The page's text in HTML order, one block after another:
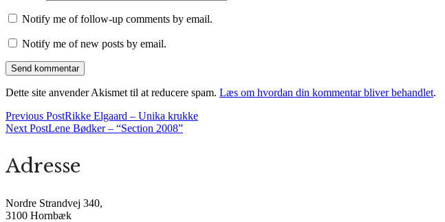
Notify me of follow-up comments by email.
Notify me of new posts by email.
Dette site anvender Akismet til at reducere spam. Læs om hvordan din kommentar bliver behandlet.
Previous PostRikke Elgaard – Unika krukke
Next PostLene Bødker – “Section 2008”
Adresse
Nordre Strandvej 340,
3100 Hornbæk